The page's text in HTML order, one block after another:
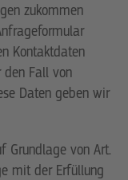
zukommen
Kontaktdaten
den Fall von
Daten geben wir
Grundlage von Art.
mit der Erfüllung